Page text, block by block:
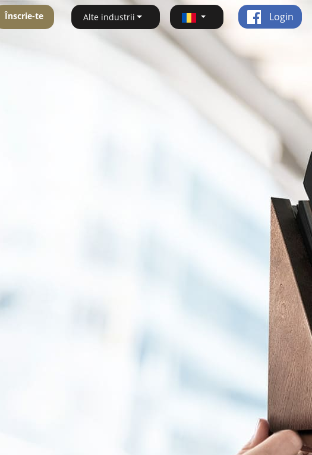
Înscrie-te Alte industrii Login